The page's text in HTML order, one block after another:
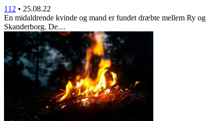
112 • 25.08.22
En midaldrende kvinde og mand er fundet dræbte mellem Ry og
Skanderborg. De…